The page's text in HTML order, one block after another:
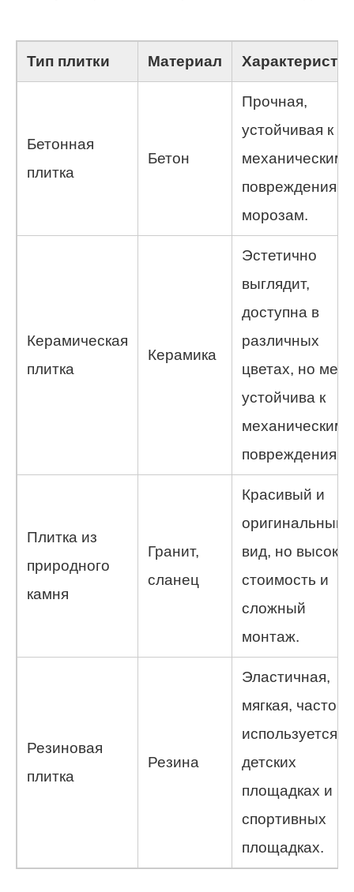
Тип плитки Материал
Бетонная
плитка
Бетон
Прочная,
устойчивая к
механическим
повреждениям
морозам.
Керамическая
плитка
Керамика
Эстетично
выглядит,
доступна в
различных
цветах, но
устойчива к
механическим
повреждениям.
Плитка из
природного
камня
Гранит,
сланец
Красивый и
оригинальный
вид, но высокая
стоимость и
сложный
монтаж.
Резиновая
плитка
Резина
Эластичная,
мягкая, часто
используется
детских
площадках и
спортивных
площадках.